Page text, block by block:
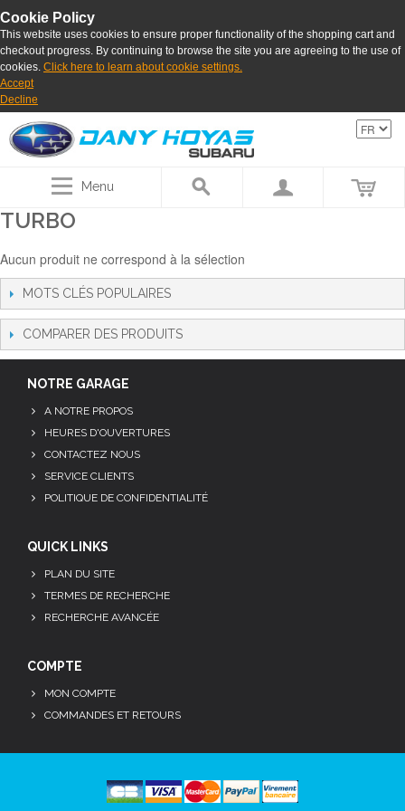
Cookie Policy
This website uses cookies to ensure proper functionality of the shopping cart and
checkout progress. By continuing to browse the site you are agreeing to the use of
cookies. Click here to learn about cookie settings.
Accept
Decline
Menu
TURBO
Aucun produit ne correspond à la sélection
MOTS CLÉS POPULAIRES
COMPARER DES PRODUITS
NOTRE GARAGE
A NOTRE PROPOS
HEURES D'OUVERTURES
CONTACTEZ NOUS
SERVICE CLIENTS
POLITIQUE DE CONFIDENTIALITÉ
QUICK LINKS
PLAN DU SITE
TERMES DE RECHERCHE
RECHERCHE AVANCÉE
COMPTE
MON COMPTE
COMMANDES ET RETOURS